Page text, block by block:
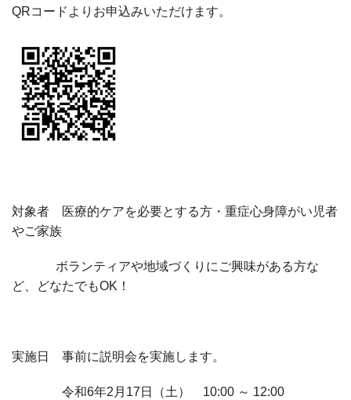
QRコードよりお申込みいただけます。
対象者 医療的ケアを必要とする方・重症心身障がい児者
やご家族
ボランティアや地域づくりにご興味がある方な
ど、どなたでもOK ！
実施日 事前に説明会を実施します。
令和6年2 月 17 日（土） 10:00 ～ 12:00